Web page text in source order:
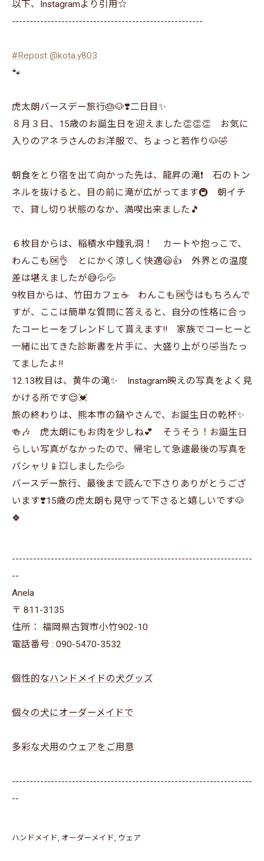
以下、Instagramより引用☆
------------------------------------------------------
#Repost @kota.y803
🐾
虎太朗バースデー旅行🎂🐶❣️二日目✨
８月３日、15歳のお誕生日を迎えました👏👏👏 お気に
入りのアネラさんのお洋服で、ちょっと若作り🐶🤣
朝食をとり宿を出て向かった先は、龍昇の滝❗ 石のトン
ネルを抜けると、目の前に滝が広がってます🚇️ 朝イチ
で、貸し切り状態のなか、満喫出来ました🎵
６枚目からは、稲積水中鍾乳洞！ カートや抱っこで、
わんこも🆗👌 とにかく涼しく快適😃👍️ 外界との温度
差は堪えましたが😅💦💦
9枚目からは、竹田カフェ☕ わんこも🆗👌はもちろんで
すが、ここは簡単な質問に答えると、自分の性格に合っ
たコーヒーをブレンドして貰えます‼️ 家族でコーヒーと
一緒に出てきた診断書を片手に、大盛り上がり🤣当たっ
てましたよ‼️
12.13枚目は、黄牛の滝✨ Instagram映えの写真をよく見
かける所です😌💓
旅の終わりは、熊本市の鍋やさんで、お誕生日の乾杯✨
🍻🎶 虎太朗にもお肉を少しね💕 そうそう！お誕生日
らしい写真がなかったので、帰宅して急遽最後の写真を
パシャリ📱💥しました💦💦
バースデー旅行、最後まで読んで下さりありがとうござ
います❣️15歳の虎太朗も見守って下さると嬉しいです🐶
🍀
--------------------------------------------------------------------
--
Anela
〒 811-3135
住所： 福岡県古賀市小竹902-10
電話番号 : 090-5470-3532
個性的なハンドメイドの犬グッズ
個々の犬にオーダーメイドで
多彩な犬用のウェアをご用意
--------------------------------------------------------------------
--
ハンドメイド オーダーメイド ウェア